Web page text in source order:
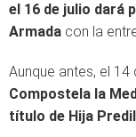
el 16 de julio dará
Armada con la
Aunque antes, el 14
Compostela la
título de Hija